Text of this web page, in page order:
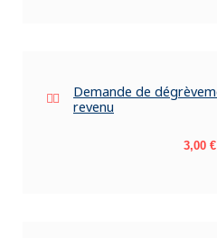
Demande de
revenu
Prix
3,00 €